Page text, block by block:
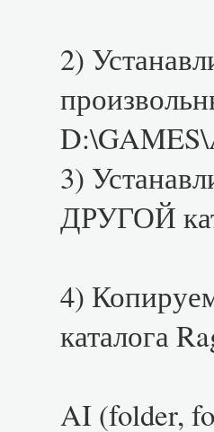
2)
3)
ДРУГОЙ
4)
каталога
AI (folder,